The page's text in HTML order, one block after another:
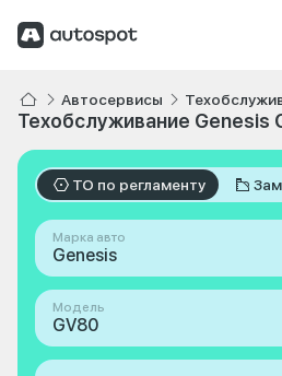
Автосервисы
Техобслуживание Genesis
ТО по регламенту
Марка авто
Genesis
Модель
GV80